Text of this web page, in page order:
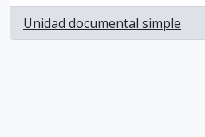
Unidad documental simple
, 3301 resultados